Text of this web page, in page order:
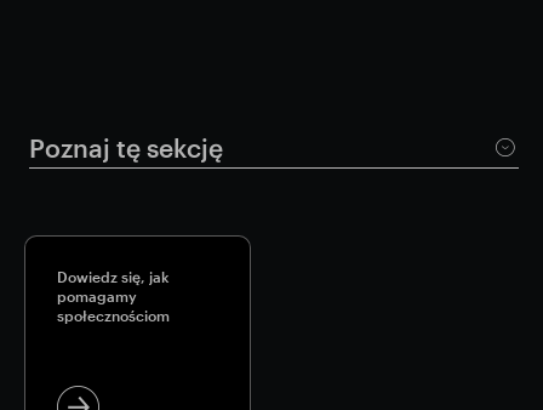
Poznaj tę sekcję
Dowiedz się, jak
pomagamy
społecznościom